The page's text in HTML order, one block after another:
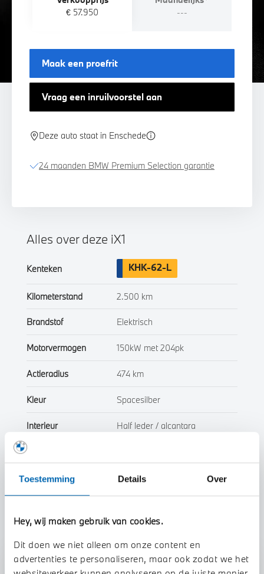
Toestemming Details Over
Hey, wij maken gebruik van cookies.
Dit doen we niet alleen om onze content en
advertenties te personaliseren, maar ook zodat we het
€ 57.950
---
Maak een proefrit
Vraag een inruilvoorstel aan
Deze auto staat in Enschede
24 maanden BMW Premium Selection garantie
Stap 1 van 3
Alles over deze iX1
Kenteken KHK-62-L
Kilometerstand 2.500 km
Brandstof Elektrisch
Motorvermogen 150kW met 204pk
Actieradius 474 km
Kleur Spacesilber
Interieur Half leder / alcantara
Btw/Marge
Toon alle eigenschappen